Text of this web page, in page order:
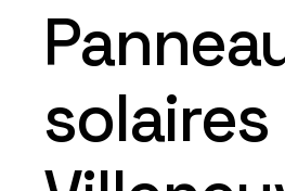
solaires